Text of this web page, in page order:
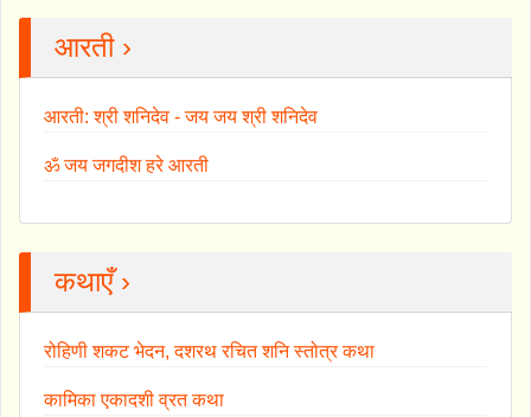
आरती ›
आरती: श्री शनिदेव - जय जय श्री शनिदेव
ॐ जय जगदीश हरे आरती
कथाएँ ›
रोहिणी शकट भेदन, दशरथ रचित शनि स्तोत्र कथा
कामिका एकादशी व्रत कथा